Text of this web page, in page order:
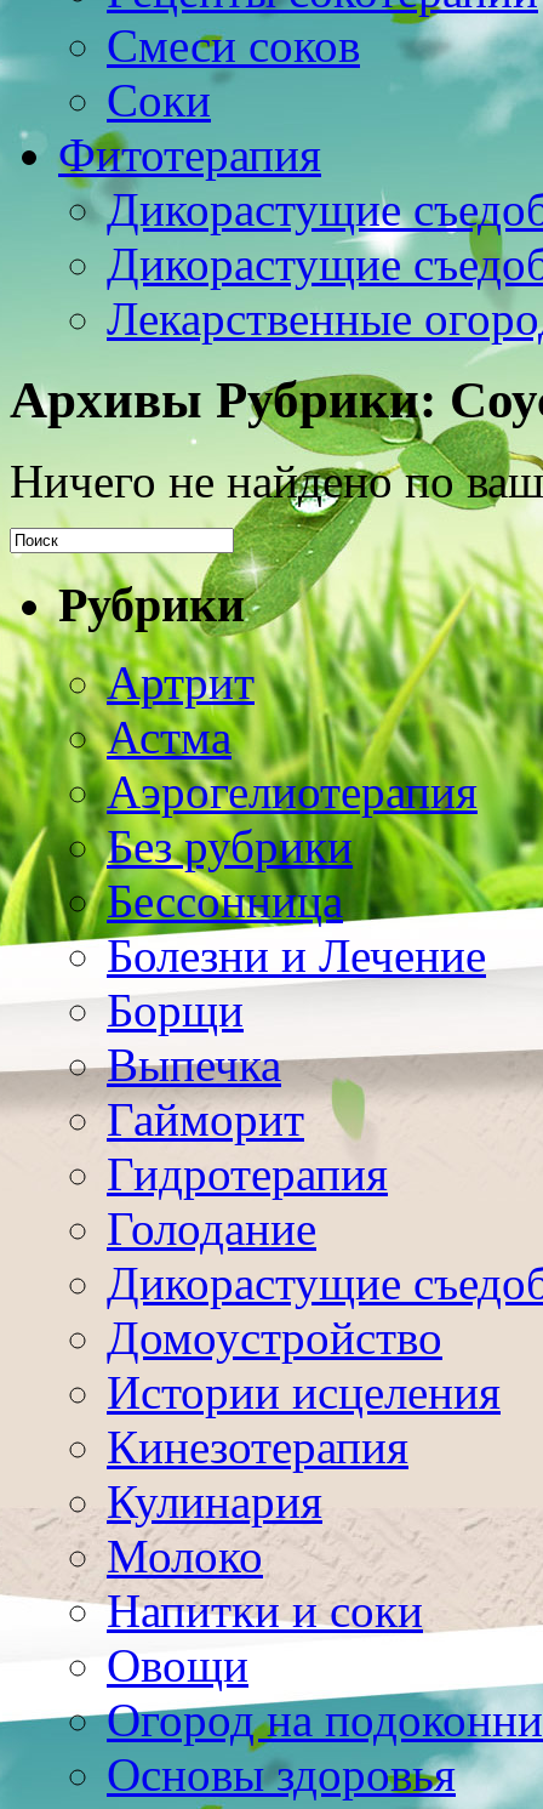
Смеси соков
Соки
Фитотерапия
Дикорастущие
Дикорастущие
Лекарственные
Архивы Рубрики:
Ничего не найдено по
Рубрики
Артрит
Астма
Аэрогелиотерапия
Без рубрики
Бессонница
Болезни и Лечение
Борщи
Выпечка
Гайморит
Гидротерапия
Голодание
Дикорастущие
Домоустройство
Истории исцеления
Кинезотерапия
Кулинария
Молоко
Напитки и соки
Овощи
Огород на
Основы здоровья